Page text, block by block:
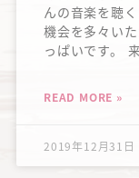
んの音楽を聴
機会を多々い
っぱいです。
READ MORE »
2019年12月31日